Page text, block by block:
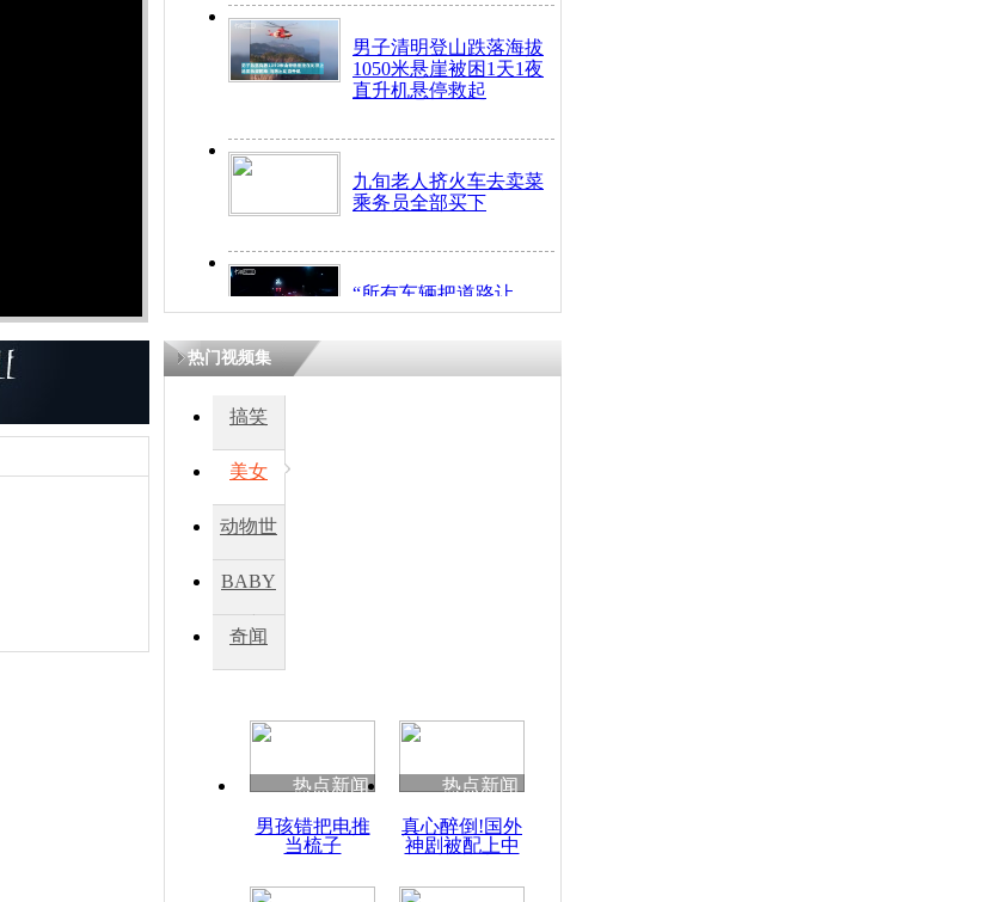
男子清明登山跌落海拔
1050米悬崖被困1天1夜
直升机悬停救起
九旬老人挤火车去卖菜
乘务员全部买下
“所有车辆把道路让
开！”儿童突发疾病交
因
度苗族花山节
热门视频集
搞笑
美女
动物世
BABY
秀
奇闻
热点新闻
男孩错把电推
当梳子
热点新闻
真心醉倒!国外
神剧被配上中